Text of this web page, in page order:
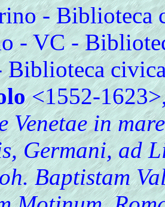
- Biblioteca
- VC -
Biblioteca
<1552-
Venetae in
Germani, ad
Baptistam